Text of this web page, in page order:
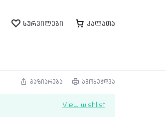
სურვილები კალათა
გაზიარება ამობეჭდვა
View wishlist